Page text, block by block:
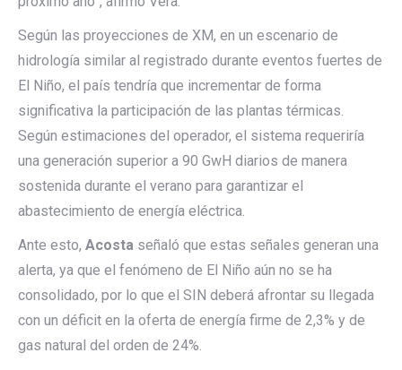
Según las proyecciones de XM, en un escenario de
hidrología similar al registrado durante eventos fuertes de
El Niño, el país tendría que incrementar de forma
significativa la participación de las plantas térmicas.
Según estimaciones del operador, el sistema requeriría
una generación superior a 90 GwH diarios de manera
sostenida durante el verano para garantizar el
abastecimiento de energía eléctrica.
Ante esto, Acosta señaló que estas señales generan una
alerta, ya que el fenómeno de El Niño aún no se ha
consolidado, por lo que el SIN deberá afrontar su llegada
con un déficit en la oferta de energía firme de 2,3% y de
gas natural del orden de 24%.